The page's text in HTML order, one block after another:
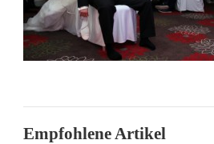
Empfohlene Artikel